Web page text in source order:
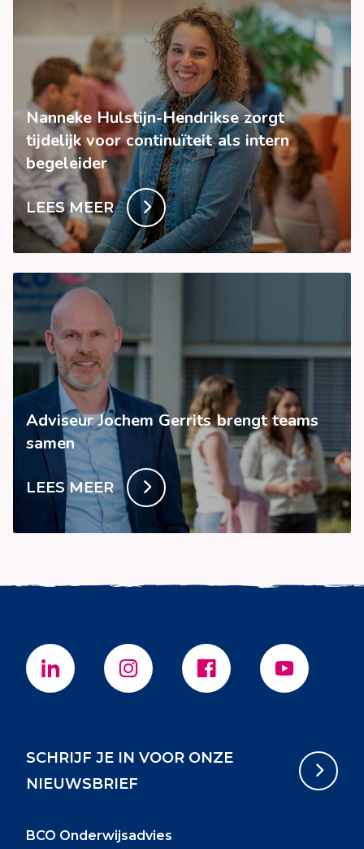
Nanneke Hulstijn-Hendrikse zorgt
tijdelijk voor continuïteit als intern
begeleider
LEES MEER
Adviseur Jochem Gerrits brengt teams
samen
LEES MEER
SCHRIJF JE IN VOOR ONZE
NIEUWSBRIEF
BCO Onderwijsadvies